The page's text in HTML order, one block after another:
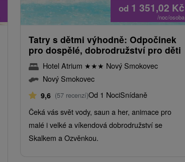
od 1 351,02 Kč
/noc/osoba
Tatry s dětmi výhodně: Odpočinek
pro dospělé, dobrodružství pro děti
Hotel Atrium ★★★ Nový Smokovec
Nový Smokovec
9,6 (57 recenzí)Od 1 NociSnídaně
Čeká vás svět vody, saun a her, animace pro
malé i velké a víkendová dobrodružství se
Skalkem a Ozvěnkou.